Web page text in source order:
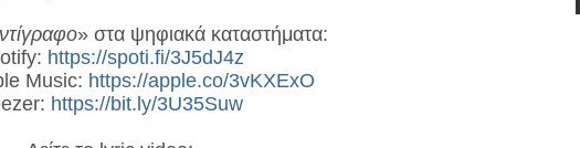
» στα ψηφιακά καταστήματα:
https://spoti.fi/3J5dJ4z
Music: https://apple.co/3vKXExO
https://bit.ly/3U35Suw